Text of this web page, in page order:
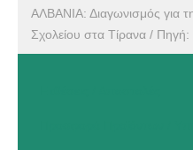
ΑΛΒΑΝΙΑ: Διαγωνισμός για
Σχολείου στα Τίρανα /